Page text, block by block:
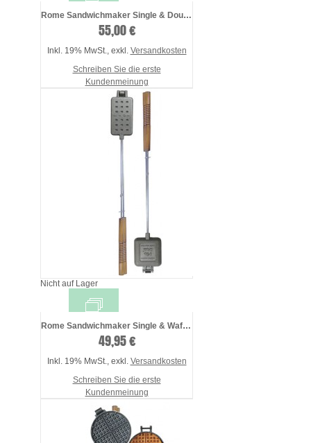
Rome Sandwichmaker Single & Double, ...
55,00 €
Inkl. 19% MwSt. exkl. Versandkosten
Schreiben Sie die erste
Kundenmeinung
Nicht auf Lager
Rome Sandwichmaker Single & Waffelei ...
49,95 €
Inkl. 19% MwSt. exkl. Versandkosten
Schreiben Sie die erste
Kundenmeinung